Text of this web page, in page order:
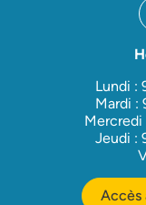
Lundi :
Mardi :
Jeudi :
Accès